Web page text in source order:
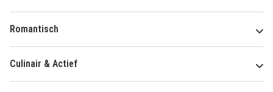
Romantisch
Culinair & Actief